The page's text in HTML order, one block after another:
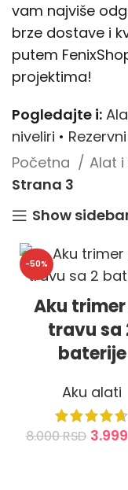
vam najviše
brze dostave i
putem
projektima!
Pogledajte i:
niveliri •
Početna
Alat
Strana 3
Show
-50%
Aku
travu sa
baterije
Aku alati
8.000RSD 3.999